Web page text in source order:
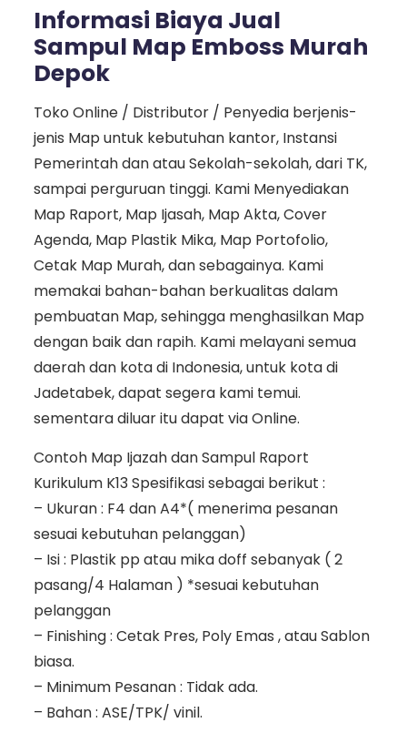
Informasi Biaya Jual
Sampul Map Emboss Murah
Depok
Toko Online / Distributor / Penyedia berjenis-
jenis Map untuk kebutuhan kantor, Instansi
Pemerintah dan atau Sekolah-sekolah, dari TK,
sampai perguruan tinggi. Kami Menyediakan
Map Raport, Map Ijasah, Map Akta, Cover
Agenda, Map Plastik Mika, Map Portofolio,
Cetak Map Murah, dan sebagainya. Kami
memakai bahan-bahan berkualitas dalam
pembuatan Map, sehingga menghasilkan Map
dengan baik dan rapih. Kami melayani semua
daerah dan kota di Indonesia, untuk kota di
Jadetabek, dapat segera kami temui.
sementara diluar itu dapat via Online.
Contoh Map Ijazah dan Sampul Raport
Kurikulum K13 Spesifikasi sebagai berikut :
– Ukuran : F4 dan A4*( menerima pesanan
sesuai kebutuhan pelanggan)
– Isi : Plastik pp atau mika doff sebanyak ( 2
pasang/4 Halaman ) *sesuai kebutuhan
pelanggan
– Finishing : Cetak Pres, Poly Emas , atau Sablon
biasa.
– Minimum Pesanan : Tidak ada.
– Bahan : ASE/TPK/ vinil.